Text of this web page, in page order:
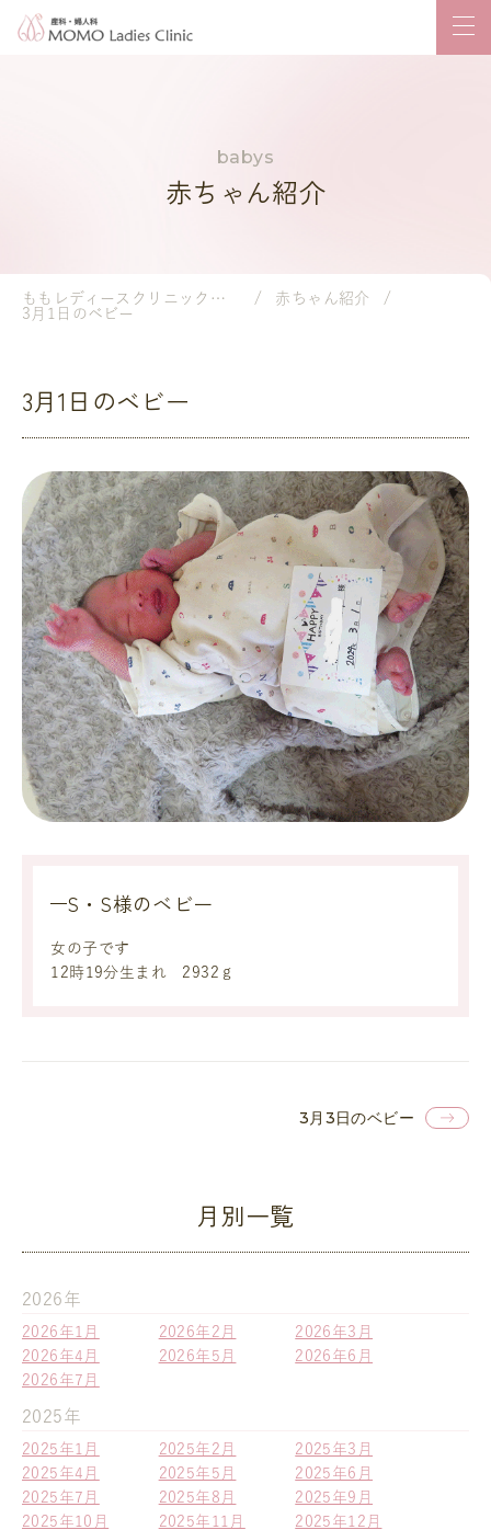
赤ちゃん紹介
ももレディースクリニック｜岡山市の産婦人科・小児科
赤ちゃん紹介
3月1日のベビー
3月1日のベビー
S・S様のベビー
女の子です
12時19分生まれ 2932ｇ
3月3日のベビー
月別一覧
2026年
2026年1月 2026年2月
2026年3月
2026年4月
2026年5月
2026年6月
2026年7月
2025年
2025年1月 2025年2月
2025年3月
2025年4月
2025年5月
2025年6月
2025年7月
2025年8月
2025年9月
2025年10月
2025年11月 2025年12月